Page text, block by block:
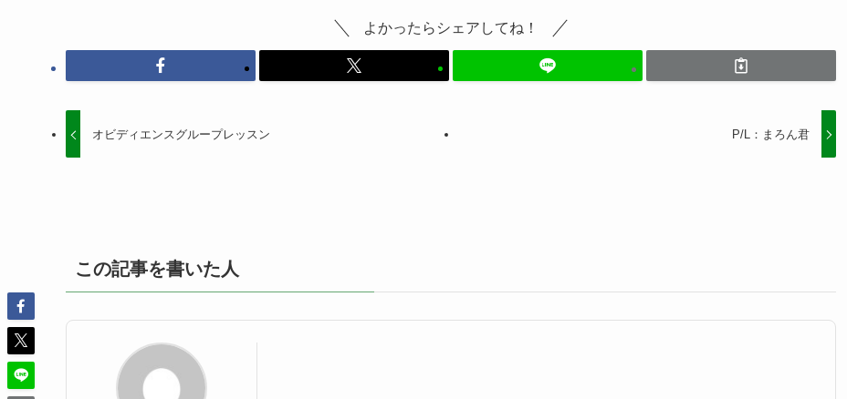
よかったらシェアしてね！
オビディエンスグループレッスン P/L：まろん君
この記事を書いた人